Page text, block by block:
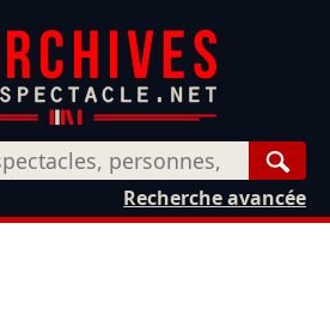
Recherche avancée